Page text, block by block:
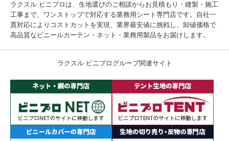
ラクスル ビニプロは、生地選びのご相談からお見積もり・縫製・施工
工事まで、ワンストップで対応する業務用シート専門店です。自社一
貫対応によりコストカットを実現、業界最安値に挑戦し、卸値価格で
高品質なビニールカーテン・ネット・業務用製品をお届けします。
ラクスル ビニプログループ関連サイト